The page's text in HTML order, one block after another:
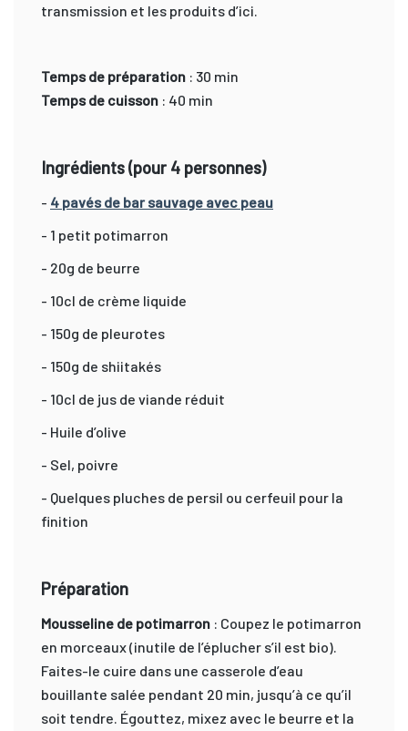
transmission et les produits d’ici.
Temps de préparation : 30 min
Temps de cuisson : 40 min
Ingrédients (pour 4 personnes)
- 4 pavés de bar sauvage avec peau
- 1 petit potimarron
- 20g de beurre
- 10cl de crème liquide
- 150g de pleurotes
- 150g de shiitakés
- 10cl de jus de viande réduit
- Huile d’olive
- Sel, poivre
- Quelques pluches de persil ou cerfeuil pour la
finition
Préparation
Mousseline de potimarron : Coupez le potimarron
en morceaux (inutile de l’éplucher s’il est bio).
Faites-le cuire dans une casserole d’eau
bouillante salée pendant 20 min, jusqu’à ce qu’il
soit tendre. Égouttez, mixez avec le beurre et la